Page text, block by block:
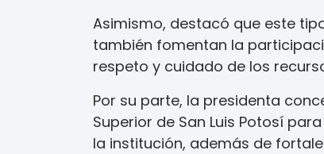
Asimismo, destacó que este
también fomentan la
respeto y cuidado de los
Por su parte, la presidenta
Superior de San Luis Potosí
la institución, además de